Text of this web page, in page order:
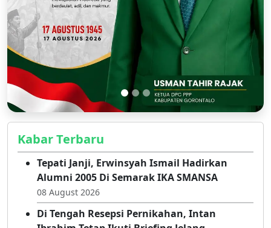
Kabar Terbaru
Tepati Janji, Erwinsyah Ismail Hadirkan
Alumni 2005 Di Semarak IKA SMANSA